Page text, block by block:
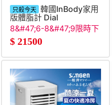
只殺今天 韓國InBody家用
版體脂計 Dial
H40(Beige)
8&#47;6-8&#47;9限時下
殺
$ 21500